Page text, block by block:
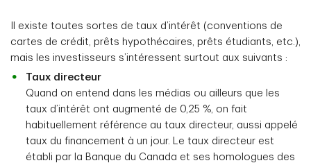
Il existe toutes sortes de taux d’intérêt (conventions de
cartes de crédit, prêts hypothécaires, prêts étudiants, etc.),
mais les investisseurs s’intéressent surtout aux suivants :
Taux directeur
Quand on entend dans les médias ou ailleurs que les
taux d’intérêt ont augmenté de 0,25 %, on fait
habituellement référence au taux directeur, aussi appelé
taux du financement à un jour. Le taux directeur est
établi par la Banque du Canada et ses homologues des